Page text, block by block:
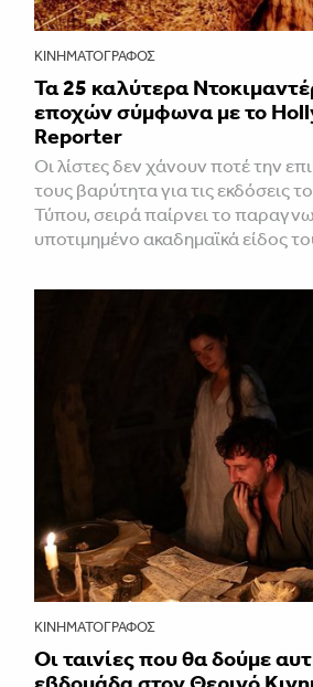
ΚΙΝΗΜΑΤΟΓΡΆΦΟΣ
Τα 25 καλύτερα
εποχών σύμφωνα με το
Reporter
Οι λίστες δεν χάνουν ποτέ την
τους βαρύτητα για τις εκδόσεις
Τύπου, σειρά παίρνει το
υποτιμημένο ακαδημαϊκά είδος
ΚΙΝΗΜΑΤΟΓΡΆΦΟΣ
Οι ταινίες που θα δούμε